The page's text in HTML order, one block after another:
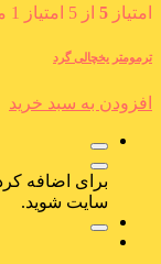
امتیاز 5 از 5 امتیاز 1
ترمومتر یخچالی گرد
افزودن به سبد خرید
برای اضافه
سایت شوید.